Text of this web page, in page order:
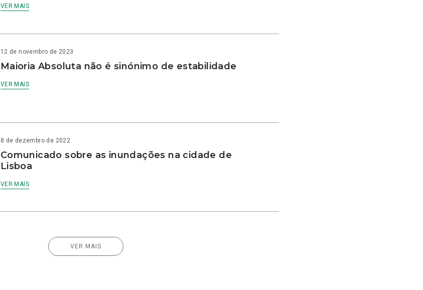
VER MAIS
12 de novembro de 2023
Maioria Absoluta não é sinónimo de estabilidade
VER MAIS
8 de dezembro de 2022
Comunicado sobre as inundações na cidade de
Lisboa
VER MAIS
VER MAIS